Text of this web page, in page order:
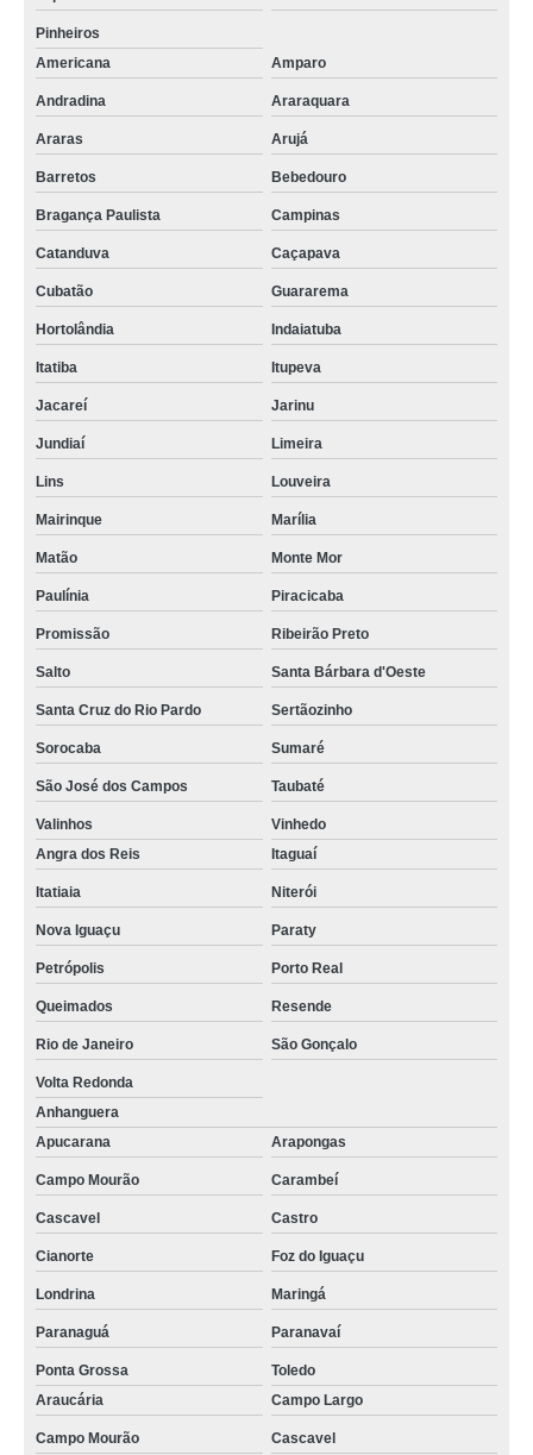
Pinheiros
Americana
Amparo
Andradina Araraquara
Araras Arujá
Barretos Bebedouro
Bragança Paulista Campinas
Catanduva Caçapava
Cubatão Guararema
Hortolândia Indaiatuba
Itatiba Itupeva
Jacareí Jarinu
Jundiaí Limeira
Lins Louveira
Mairinque Marília
Matão Monte Mor
Paulínia Piracicaba
Promissão Ribeirão Preto
Salto Santa Bárbara d'Oeste
Santa Cruz do Rio Pardo Sertãozinho
Sorocaba Sumaré
São José dos Campos Taubaté
Valinhos
Vinhedo
Angra dos Reis
Itaguaí
Itatiaia Niterói
Nova Iguaçu Paraty
Petrópolis Porto Real
Queimados Resende
Rio de Janeiro São Gonçalo
Volta Redonda
Anhanguera
Apucarana
Arapongas
Campo Mourão Carambeí
Cascavel Castro
Cianorte Foz do Iguaçu
Londrina Maringá
Paranaguá Paranavaí
Ponta Grossa
Toledo
Araucária
Campo Largo
Campo Mourão Cascavel